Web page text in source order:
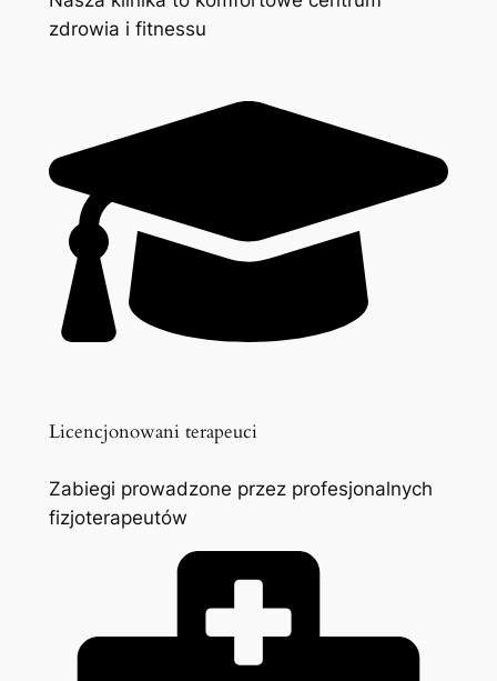
zdrowia i fitnessu
Licencjonowani terapeuci
Zabiegi prowadzone przez profesjonalnych
fizjoterapeutów